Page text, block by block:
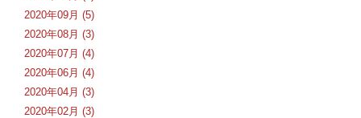
2020年09月 (5)
2020年08月 (3)
2020年07月 (4)
2020年06月 (4)
2020年04月 (3)
2020年02月 (3)